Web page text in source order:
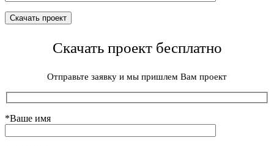
Скачать проект бесплатно
Отправьте заявку и мы пришлем Вам проект
*Ваше имя